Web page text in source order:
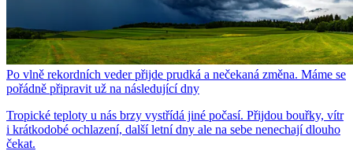
Po vlně rekordních veder přijde prudká a nečekaná změna. Máme se
pořádně připravit už na následující dny
Tropické teploty u nás brzy vystřídá jiné počasí. Přijdou bouřky, vítr
i krátkodobé ochlazení, další letní dny ale na sebe nenechají dlouho
čekat.